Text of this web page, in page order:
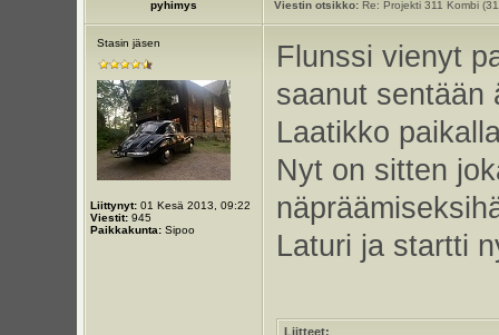
pyhimys Viestin otsikko:Re: Projekti 311 Kombi
Stasin jäsen
Liittynyt:01 Kesä 2013, 09:22
Viestit:945
Paikkakunta:Sipoo
Flunssi vienyt
saanut sentään
Laatikko
Nyt on sitten
Laturi ja startti
Liitteet: